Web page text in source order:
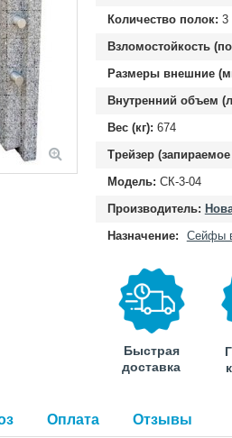
Количество полок: 3
Взломостойкость
Размеры внешние
Внутренний объем
Вес (кг): 674
Трейзер
Модель: СК-3-04
Производитель:
Назначение:
Сейфы
Быстрая
доставка
Оплата Отзывы